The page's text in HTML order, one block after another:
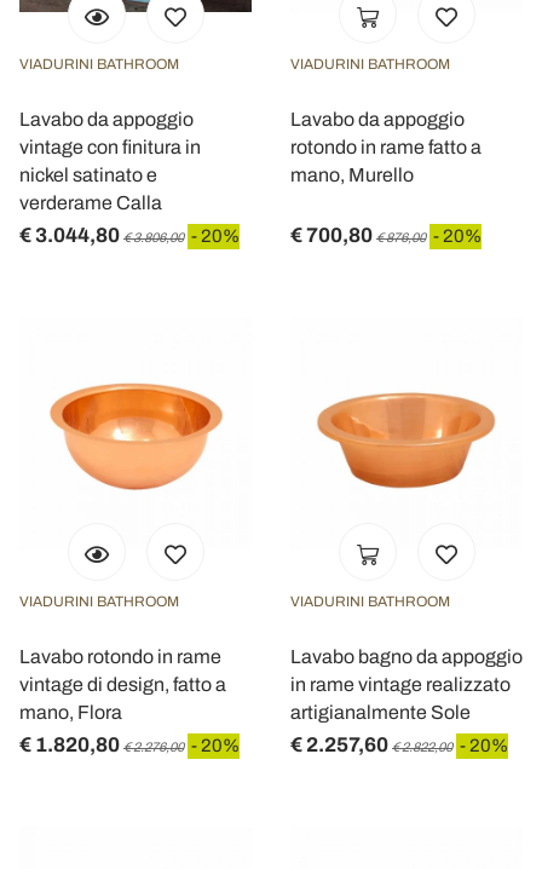
VIADURINI BATHROOM
Lavabo da appoggio
vintage con finitura in
nickel satinato e
verderame Calla
€ 3.044,80 € 3.806,00 - 20%
VIADURINI BATHROOM
Lavabo da appoggio
rotondo in rame fatto a
mano, Murello
€ 700,80 € 876,00 - 20%
VIADURINI BATHROOM
Lavabo rotondo in rame
vintage di design, fatto a
mano, Flora
€ 1.820,80 € 2.276,00 - 20%
VIADURINI BATHROOM
Lavabo bagno da appoggio
in rame vintage realizzato
artigianalmente Sole
€ 2.257,60 € 2.822,00 - 20%